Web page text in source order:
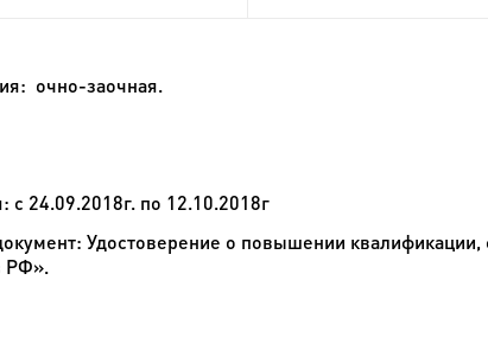
очно-заочная.
: с 24.09.2018г. по 12.10.2018г
Удостоверение о повышении
РФ».